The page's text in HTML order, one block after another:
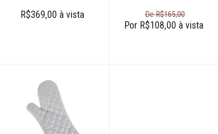
alho
manuais
Formas para
hamburguers
Jarras medidoras
Jogo trinchante
R$369,00 à vista De R$165,00
Por R$108,00 à vista